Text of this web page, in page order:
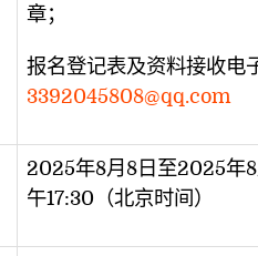
章；
报名登记表及资料接收电
3392045808@qq.com
2025年8月8日至2025年
午17:30（北京时间）